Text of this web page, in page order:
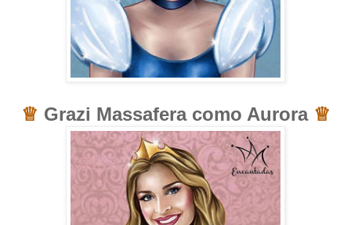
♕ Grazi Massafera como Aurora ♕